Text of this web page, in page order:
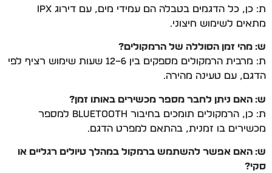
ת: כן, כל הדגמים בטבלה הם עמידי מים, עם דירוג IPX
מתאים לשימוש חיצוני.
ש: מהי זמן הסוללה של הרמקולים?
ת: מרבית הרמקולים מספקים בין 6–12 שעות שימוש רציף לפי
הדגם, עם טעינה מהירה.
ש: האם ניתן לחבר מספר מכשירים באותו זמן?
ת: כן, הרמקולים תומכים בחיבור Bluetooth למספר
מכשירים בו זמנית, בהתאם למפרט הדגם.
ש: האם אפשר להשתמש ברמקול במהלך טיולים רגליים או
סקי?